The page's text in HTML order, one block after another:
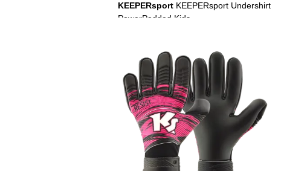
KEEPERsport KEEPERsport Undershirt
PowerPadded Kids
s/s Set + Shorts Junior
KEEPERsportKEEPERsport GK-Training
s/s Set + Shorts
KEEPERsportKEEPERsport GK Grip
Socks (white)